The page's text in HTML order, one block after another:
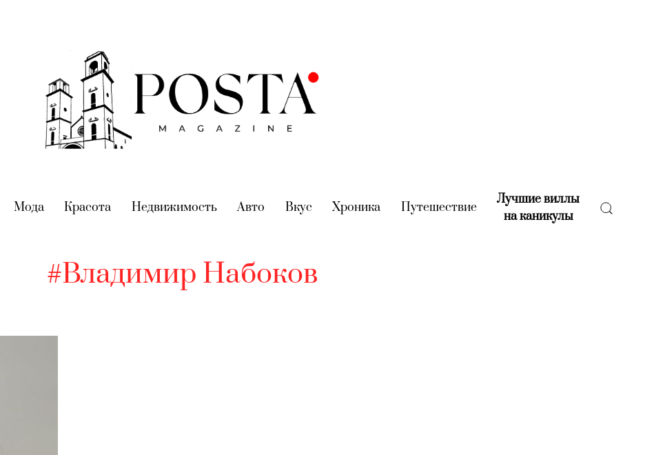
(current)
Мода(current)
Красота (current)
Недвижимость(current)
Авто (current)
Вкус (current)
Хроника (current)
Путешествие(current)
Лучшие виллы
на каникулы(current)
#Владимир Набоков